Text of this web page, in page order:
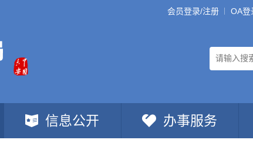
会员登录/注册 OA登
信息公开 办事服务